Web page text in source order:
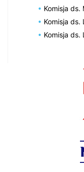
Komisja ds.
Komisja
Komisja